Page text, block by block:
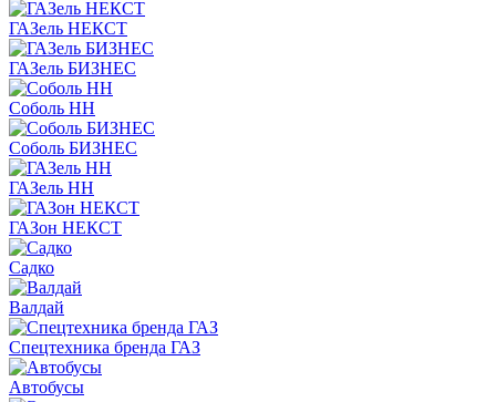
ГАЗель НЕКСТ
ГАЗель БИЗНЕС
Соболь НН
Соболь БИЗНЕС
ГАЗель НН
ГАЗон НЕКСТ
Садко
Валдай
Спецтехника бренда ГАЗ
Автобусы